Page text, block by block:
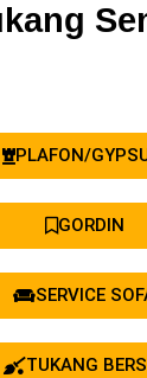
PLAFON/
GORDIN
SERVICE
TUKANG